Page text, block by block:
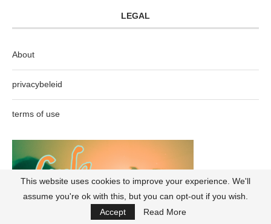
LEGAL
About
privacybeleid
terms of use
This website uses cookies to improve your experience. We'll
assume you're ok with this, but you can opt-out if you wish.
Accept
Read More